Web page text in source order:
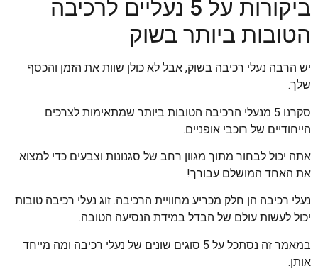
ביקורות על 5 נעליים לרכיבה
הטובות ביותר בשוק
יש הרבה נעלי רכיבה בשוק, אבל לא כולן שוות את הזמן והכסף
שלך.
סקרנו 5 מנעלי הרכיבה הטובות ביותר שמתאימות לצרכים
הייחודיים של רוכבי אופניים.
אתה יכול לבחור מתוך מגוון רחב של סגנונות וצבעים כדי למצוא
את האחד המושלם עבורך!
נעלי רכיבה הן חלק מכריע מחוויית הרכיבה. זוג נעלי רכיבה טובות
יכול לעשות עולם של הבדל במידת הנסיעה הטובה.
במאמר זה נסתכל על 5 סוגים שונים של נעלי רכיבה ומה מייחד
אותן.